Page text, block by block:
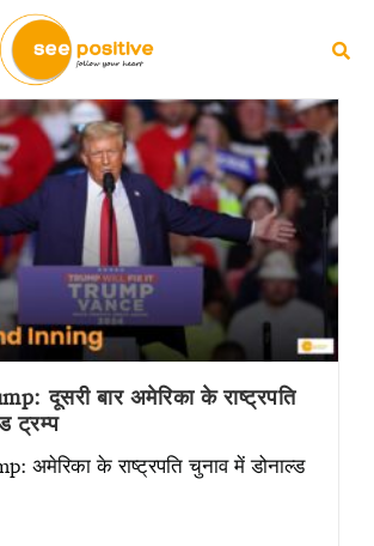
दूसरी बार अमेरिका के राष्ट्रपति
ट्रम्प
अमेरिका के राष्ट्रपति चुनाव में डोनाल्ड